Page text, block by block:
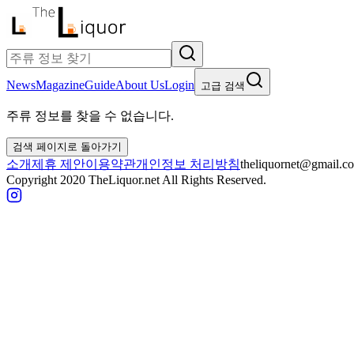
NewsMagazineGuideAbout UsLogin 고급 검색
주류 정보를 찾을 수 없습니다.
검색 페이지로 돌아가기
소개제휴 제안이용약관개인정보 처리방침
Copyright 2020 TheLiquor.net All Rights Reserved.